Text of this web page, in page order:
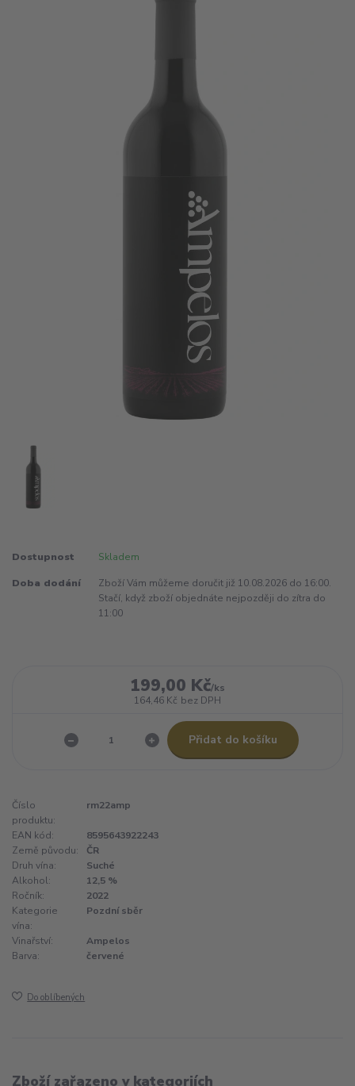
Dostupnost Skladem
Doba dodání
Zboží Vám můžeme doručit již 10.08.2026 do 16:00.
Stačí, když zboží objednáte nejpozději do zítra do
11:00
199,00 Kč/ks
164,46 Kč bez DPH
Přidat do košíku
Číslo
produktu:
rm22amp
EAN kód:
8595643922243
Země původu:
ČR
Druh vína:
Suché
Alkohol:
12,5 %
Ročník:
2022
Kategorie
vína:
Pozdní sběr
Vinařství:
Ampelos
Barva:
červené
Do oblíbených
Zboží zařazeno v kategoriích